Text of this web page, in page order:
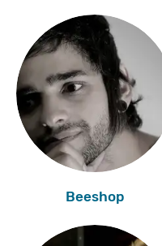
Beeshop